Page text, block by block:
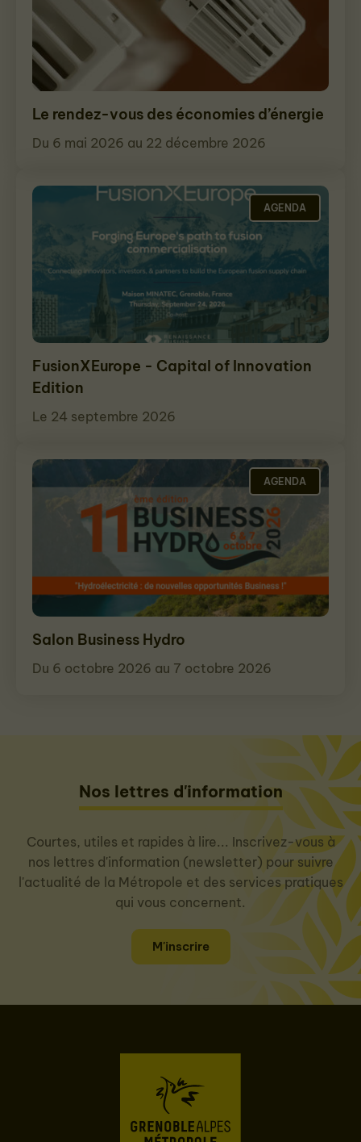
Le rendez-vous des économies d’énergie
Du 6 mai 2026 au 22 décembre 2026
FusionXEurope - Capital of Innovation
Edition
Le 24 septembre 2026
AGENDA
Salon Business Hydro
Du 6 octobre 2026 au 7 octobre 2026
AGENDA
Nos lettres d'information
Courtes, utiles et rapides à lire... Inscrivez-vous à
nos lettres d'information (newsletter) pour suivre
l'actualité de la Métropole et des services pratiques
qui vous concernent.
M'inscrire